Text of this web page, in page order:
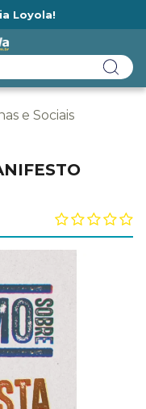
Loyola!
e Sociais